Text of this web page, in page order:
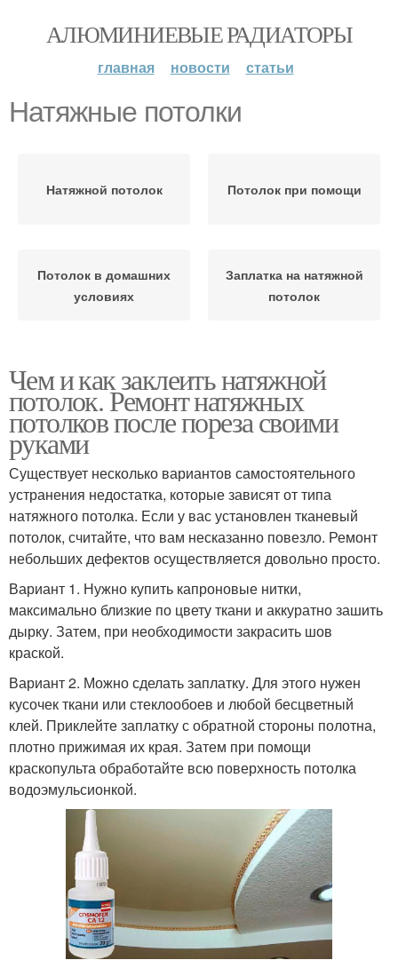
АЛЮМИНИЕВЫЕ РАДИАТОРЫ
главная новости статьи
Натяжные потолки
Натяжной потолок Потолок при помощи
Потолок в домашних
условиях
Заплатка на натяжной
потолок
Чем и как заклеить натяжной
потолок. Ремонт натяжных
потолков после пореза своими
руками
Существует несколько вариантов самостоятельного
устранения недостатка, которые зависят от типа
натяжного потолка. Если у вас установлен тканевый
потолок, считайте, что вам несказанно повезло. Ремонт
небольших дефектов осуществляется довольно просто.
Вариант 1. Нужно купить капроновые нитки,
максимально близкие по цвету ткани и аккуратно зашить
дырку. Затем, при необходимости закрасить шов
краской.
Вариант 2. Можно сделать заплатку. Для этого нужен
кусочек ткани или стеклообоев и любой бесцветный
клей. Приклейте заплатку с обратной стороны полотна,
плотно прижимая их края. Затем при помощи
краскопульта обработайте всю поверхность потолка
водоэмульсионкой.